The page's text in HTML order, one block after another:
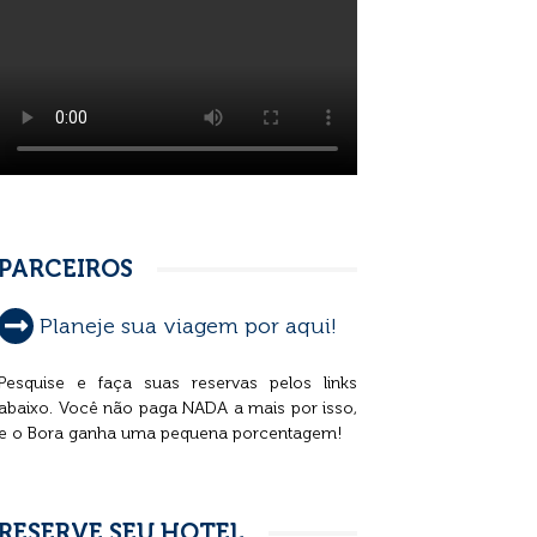
Planeje sua viagem por aqui!
e faça suas reservas pelos links
abaixo. Você não paga NADA a mais por isso,
e o Bora ganha uma pequena porcentagem!